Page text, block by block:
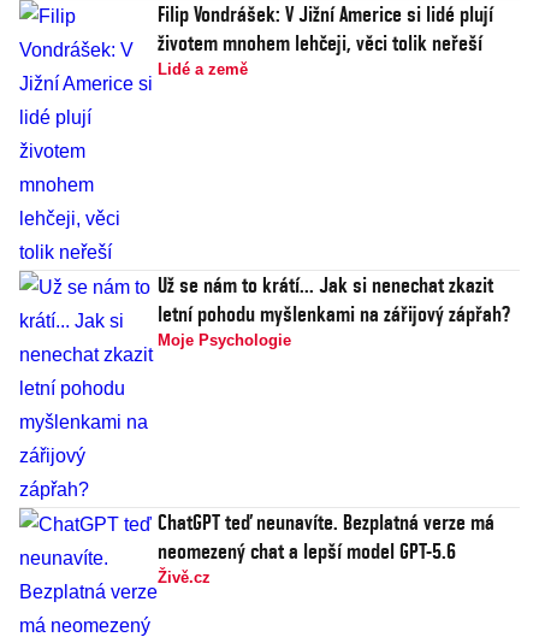
Filip Vondrášek: V Jižní Americe si lidé plují
životem mnohem lehčeji, věci tolik neřeší
Lidé a země
Už se nám to krátí... Jak si nenechat zkazit
letní pohodu myšlenkami na zářijový zápřah?
Moje Psychologie
ChatGPT teď neunavíte. Bezplatná verze má
neomezený chat a lepší model GPT-5.6
Živě.cz